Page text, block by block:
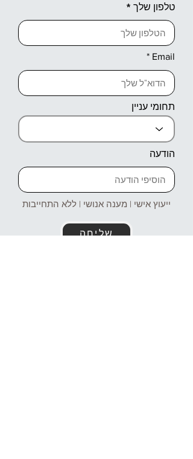
טלפון שלך
Email
תחומי עניין
הודעה
ייעוץ אישי | מענה אנושי | ללא התחייבות
שליחה